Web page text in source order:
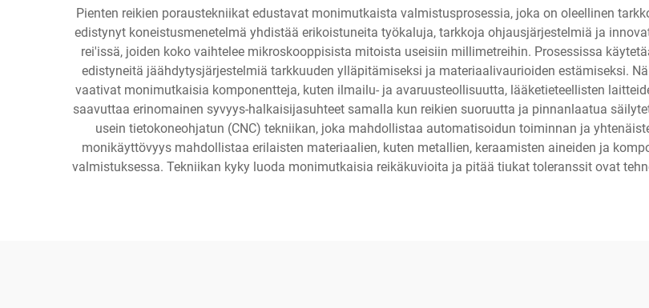
Pienten reikien poraustekniikat edustavat monimutkaista valmistusprosessia, joka on oleellinen
edistynyt koneistusmenetelmä yhdistää erikoistuneita työkaluja, tarkkoja ohjausjärjestelmiä ja
rei'issä, joiden koko vaihtelee mikroskooppisista mitoista useisiin millimetreihin. Prosessissa
edistyneitä jäähdytysjärjestelmiä tarkkuuden ylläpitämiseksi ja materiaalivaurioiden estämiseksi.
vaativat monimutkaisia komponentteja, kuten ilmailu- ja avaruusteollisuutta, lääketieteellisten
saavuttaa erinomainen syvyys-halkaisijasuhteet samalla kun reikien suoruutta ja pinnanlaatua
usein tietokoneohjatun (CNC) tekniikan, joka mahdollistaa automatisoidun toiminnan ja
monikäyttövyys mahdollistaa erilaisten materiaalien, kuten metallien, keraamisten aineiden ja
valmistuksessa. Tekniikan kyky luoda monimutkaisia reikäkuvioita ja pitää tiukat toleranssit ovat